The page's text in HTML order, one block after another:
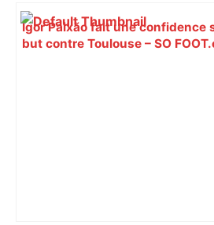
Igor Paixão fait une confidence
but contre Toulouse – SO